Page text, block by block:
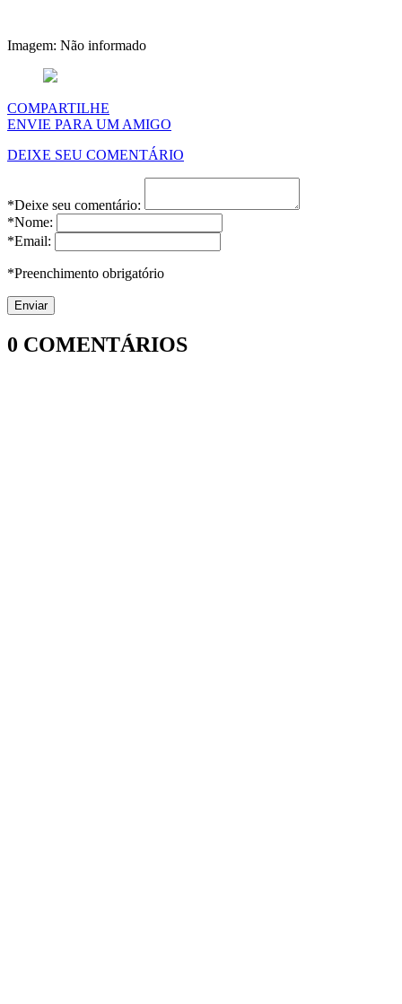
Imagem: Não informado
COMPARTILHE
ENVIE PARA UM AMIGO
DEIXE SEU COMENTÁRIO
*Deixe seu comentário:
*Nome:
*Email:
*Preenchimento obrigatório
0 COMENTÁRIOS